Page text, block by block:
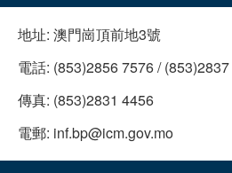
地址: 澳門崗頂前地3號
電話: (853)2856 7576 /
傳真: (853)2831 4456
電郵: inf.bp@icm.gov.mo